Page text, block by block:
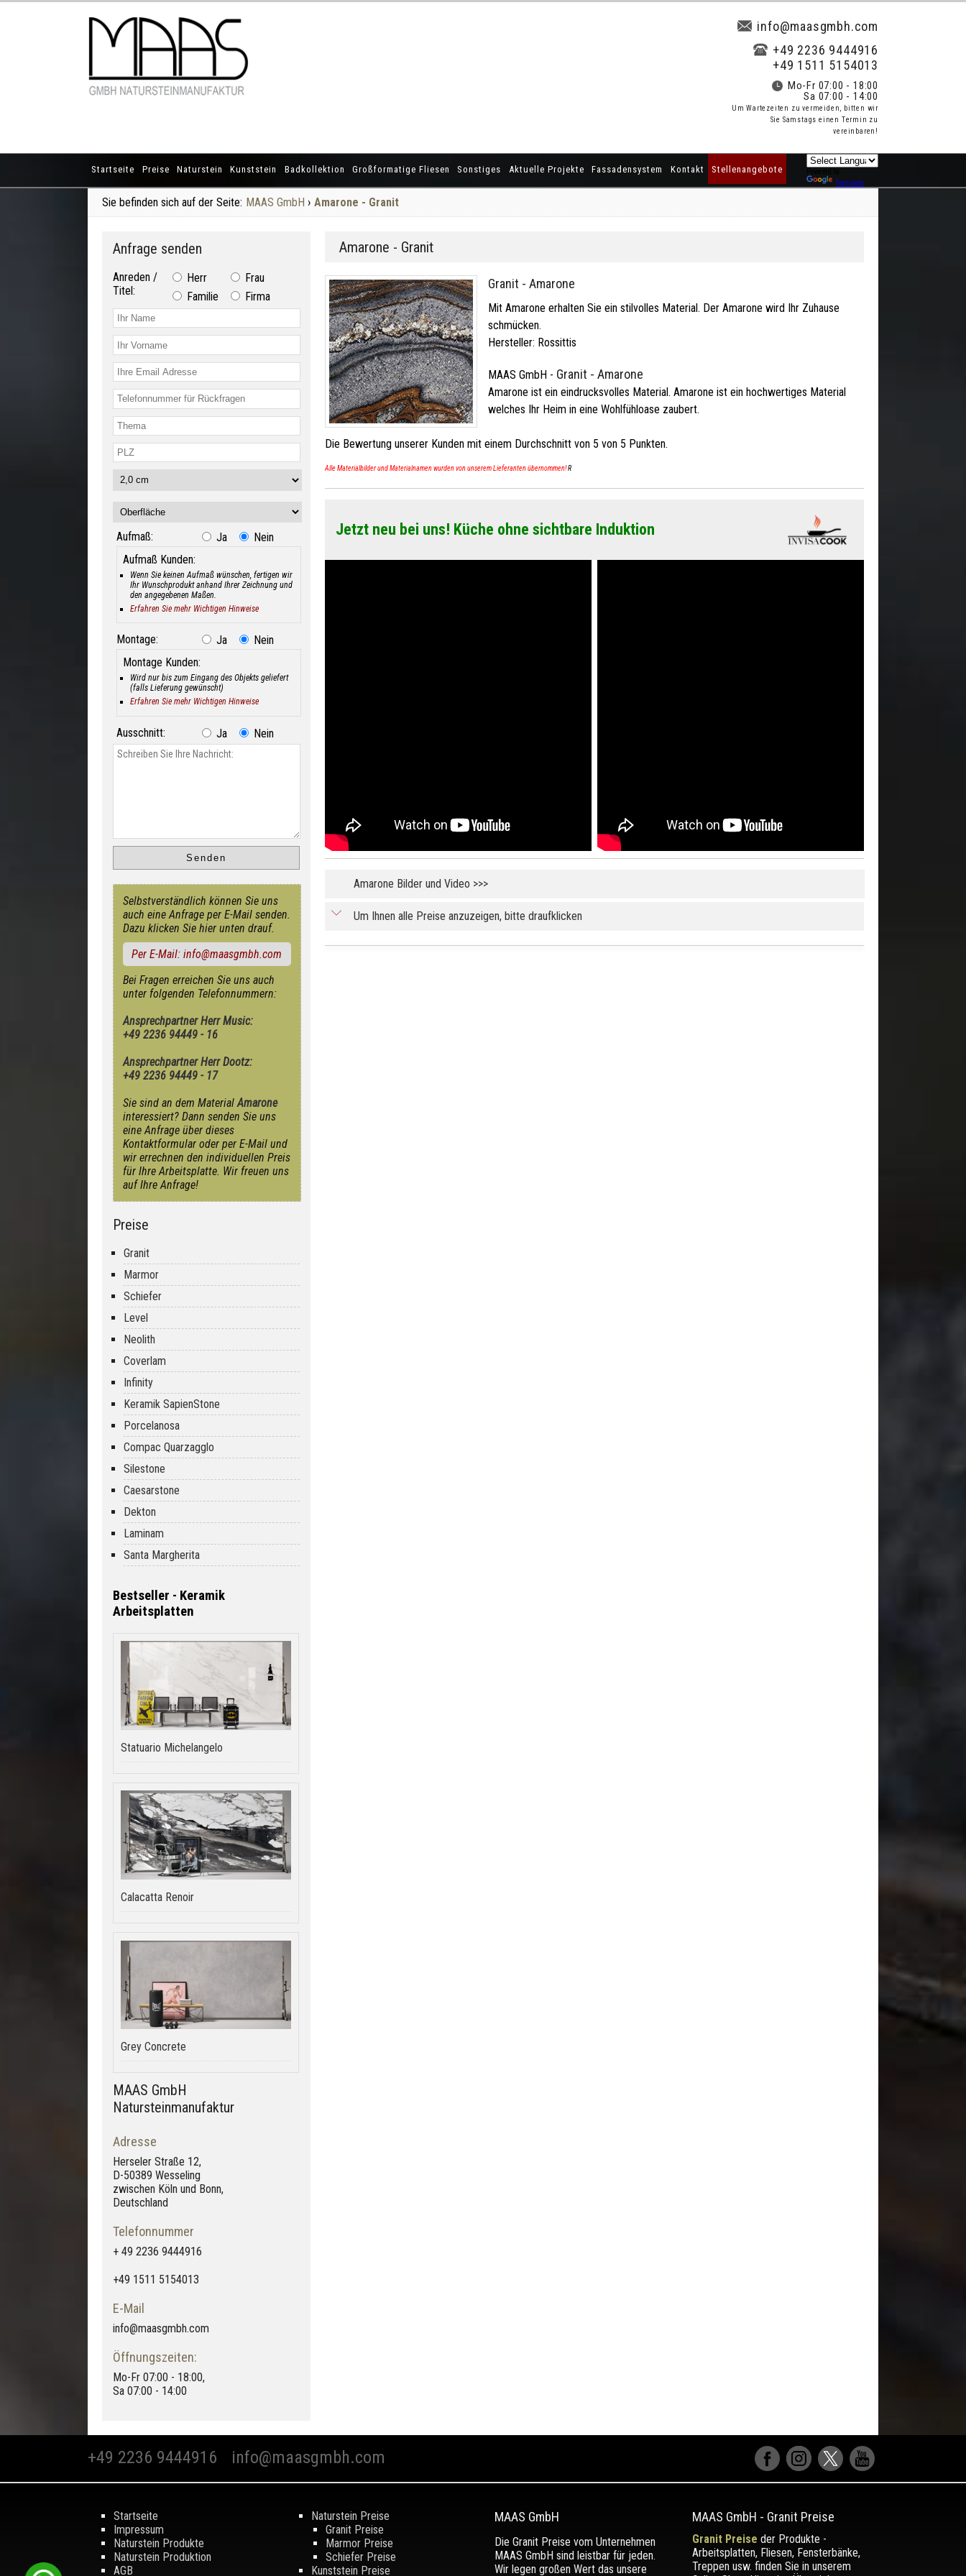
info@maasgmbh.com
+49 2236 9444916
+49 1511 5154013
Mo-Fr 07:00 - 18:00
Sa 07:00 - 14:00
Um Wartezeiten zu vermeiden, bitten wir
Sie Samstags einen Termin zu
vereinbaren!
Startseite Preise Naturstein Kunststein Badkollektion Großformatige Fliesen Sonstiges Aktuelle Projekte Fassadensystem Kontakt Stellenangebote
Translate
Sie befinden sich auf der Seite: MAAS GmbH › Amarone - Granit
Amarone - Granit
Granit - Amarone
Mit Amarone erhalten Sie ein stilvolles Material. Der Amarone wird Ihr Zuhause
schmücken.
Hersteller: Rossittis
MAAS GmbH - Granit - Amarone
Amarone ist ein eindrucksvolles Material. Amarone ist ein hochwertiges Material
welches Ihr Heim in eine Wohlfühloase zaubert.
Die Bewertung unserer Kunden mit einem Durchschnitt von 5 von 5 Punkten.
Alle Materialbilder und Materialnamen wurden von unserem Lieferanten übernommen!R
Jetzt neu bei uns! Küche ohne sichtbare Induktion
Amarone Bilder und Video >>>
Um Ihnen alle Preise anzuzeigen, bitte draufklicken
Anfrage senden
Anreden /
Titel:
Herr
Frau
Familie
Firma
Aufmaß: Ja
Nein
Aufmaß Kunden:
Wenn Sie keinen Aufmaß wünschen, fertigen wir
Ihr Wunschprodukt anhand Ihrer Zeichnung und
den angegebenen Maßen.
Erfahren Sie mehr Wichtigen Hinweise
Montage: Ja
Nein
Montage Kunden:
Wird nur bis zum Eingang des Objekts geliefert
(falls Lieferung gewünscht)
Erfahren Sie mehr Wichtigen Hinweise
Ausschnitt: Ja Nein
Selbstverständlich können Sie uns
auch eine Anfrage per E-Mail senden.
Dazu klicken Sie hier unten drauf.
Per E-Mail: info@maasgmbh.com
Bei Fragen erreichen Sie uns auch
unter folgenden Telefonnummern:
Ansprechpartner Herr Music:
+49 2236 94449 - 16
Ansprechpartner Herr Dootz:
+49 2236 94449 - 17
Sie sind an dem MaterialAmarone
interessiert? Dann senden Sie uns
eine Anfrage über dieses
Kontaktformular oder per E-Mail und
wir errechnen den individuellen Preis
für Ihre Arbeitsplatte. Wir freuen uns
auf Ihre Anfrage!
Preise
Granit
Marmor
Schiefer
Level
Neolith
Coverlam
Infinity
Keramik SapienStone
Porcelanosa
Compac Quarzagglo
Silestone
Caesarstone
Dekton
Laminam
Santa Margherita
Bestseller - Keramik
Arbeitsplatten
Statuario Michelangelo
Calacatta Renoir
Grey Concrete
MAAS GmbH
Natursteinmanufaktur
Adresse
Herseler Straße 12,
D-50389 Wesseling
zwischen Köln und Bonn,
Deutschland
Telefonnummer
+ 49 2236 9444916
+49 1511 5154013
E-Mail
info@maasgmbh.com
Öffnungszeiten:
Mo-Fr 07:00 - 18:00,
Sa 07:00 - 14:00
+49 2236 9444916 info@maasgmbh.com
Startseite
Impressum
Naturstein Produkte
Naturstein Produktion
AGB
Naturstein Preise
Granit Preise
Marmor Preise
Schiefer Preise
Kunststein Preise
MAAS GmbH
Die Granit Preise vom Unternehmen
MAAS GmbH sind leistbar für jeden.
Wir legen großen Wert das unsere
MAAS GmbH - Granit Preise
Granit Preise der Produkte -
Arbeitsplatten, Fliesen, Fensterbänke,
Treppen usw. finden Sie in unserem